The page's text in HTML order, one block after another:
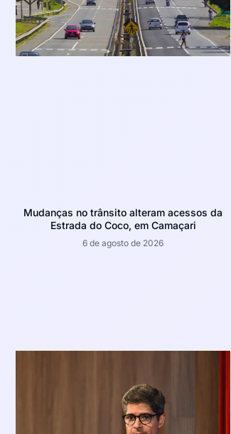
Mudanças no trânsito alteram acessos da
Estrada do Coco, em Camaçari
6 de agosto de 2026